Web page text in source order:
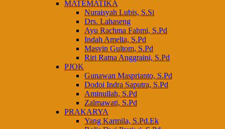
MATEMATIKA
Nuraisyah Lubis, S.Si
Drs. Lahaseng
Ayu Rachma Fahmi, S.Pd
Indah Amelia, S.Pd
Masvin Gultom, S.Pd
Riri Ratna Anggraini, S.Pd
PJOK
Gunawan Masprianto, S.Pd
Dodoi Indra Saputra, S.Pd
Aminullah, S.Pd
Zalmawati, S.Pd
PRAKARYA
Yang Karmila, S.Pd.Ek